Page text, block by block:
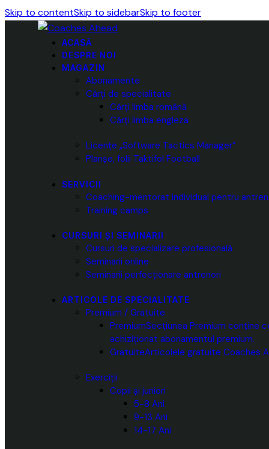
Skip to contentSkip to sidebarSkip to footer
ACASĂ
DESPRE NOI
MAGAZIN
Abonamente
Cărți de specialitate
Cărți limba română
Cărți limba engleza
Licențe „Software Tactics Manager”
Planșe, folii Taktifol Football
SERVICII
Coaching-mentorat individual pentru
Training camps
CURSURI ȘI SEMINARII
Cursuri de specializare profesională
Seminarii online
Seminarii perfecționare antrenori
ARTICOLE DE SPECIALITATE
Premium / Gratuite
PremiumSecțiunea Premium conține
achiziționat abonamentul premium.
GratuiteArticolele gratuite Coaches
Exerciții
Copii și juniori
5-8 Ani
9-13 Ani
14-17 Ani